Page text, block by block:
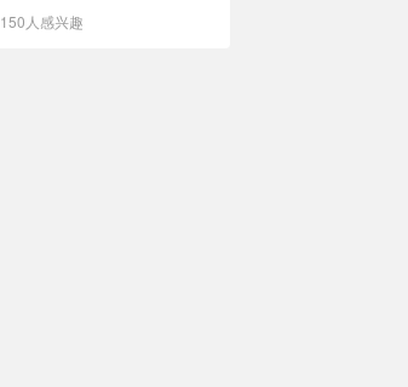
150人感兴趣